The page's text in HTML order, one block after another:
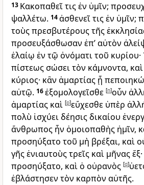
13 Κακοπαθεῖ τις ἐν ὑμῖν;
ψαλλέτω. 14ἀσθενεῖ τις ἐν
τοὺς πρεσβυτέρους τῆς
προσευξάσθωσαν ἐπ’ αὐτὸν
ἐλαίῳ ἐν τῷ ὀνόματι τοῦ κυρίου·
πίστεως σώσει τὸν κάμνοντα,
κύριος· κἂν ἁμαρτίας ᾖ
αὐτῷ. 16ἐξομολογεῖσθε [n]οὖν
ἁμαρτίας καὶ [p]εὔχεσθε ὑπὲρ
πολὺ ἰσχύει δέησις δικαίου
ἄνθρωπος ἦν ὁμοιοπαθὴς ἡμῖν,
προσηύξατο τοῦ μὴ βρέξαι, καὶ
γῆς ἐνιαυτοὺς τρεῖς καὶ μῆνας ἕξ·
προσηύξατο, καὶ ὁ οὐρανὸς [q]
ἐβλάστησεν τὸν καρπὸν αὐτῆς.